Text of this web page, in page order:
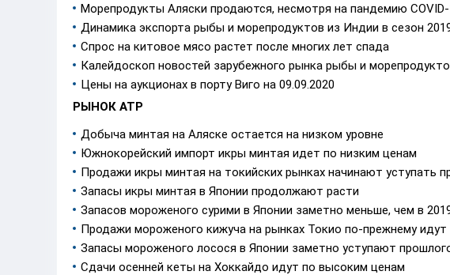
Морепродукты Аляски продаются, несмотря на пандемию
Динамика экспорта рыбы и морепродуктов из Индии в сезон
Спрос на китовое мясо растет после многих лет спада
Калейдоскоп новостей зарубежного рынка рыбы и
Цены на аукционах в порту Виго на 09.09.2020
РЫНОК АТР
Добыча минтая на Аляске остается на низком уровне
Южнокорейский импорт икры минтая идет по низким ценам
Продажи икры минтая на токийских рынках начинают уступать
Запасы икры минтая в Японии продолжают расти
Запасов мороженого сурими в Японии заметно меньше, чем в
Продажи мороженого кижуча на рынках Токио по-прежнему идут
Запасы мороженого лосося в Японии заметно уступают
Сдачи осенней кеты на Хоккайдо идут по высоким ценам